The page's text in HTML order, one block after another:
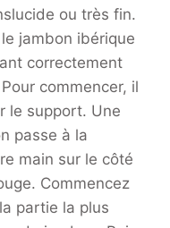
ou très fin.
jambon ibérique
correctement
commencer, il
le support. Une
passe à la
main sur le côté
Commencez
partie la plus